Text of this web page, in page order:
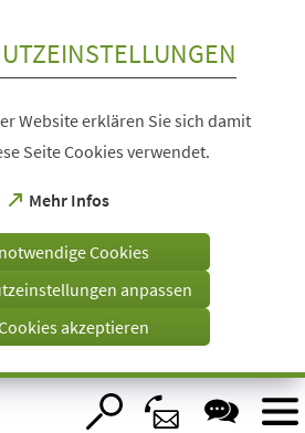
Website erklären Sie sich damit
Seite Cookies verwendet.
Mehr Infos
(Öffnet
einem
Tab)
Cookies
anpassen
akzeptieren